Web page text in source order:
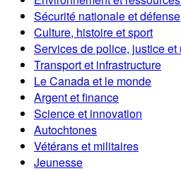
Sécurité nationale et défense
Culture, histoire et sport
Services de police, justice et
Transport et infrastructure
Le Canada et le monde
Argent et finance
Science et innovation
Autochtones
Vétérans et militaires
Jeunesse